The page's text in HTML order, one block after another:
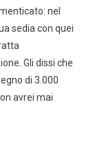
nel
sedia con quei
Gli dissi che
di 3.000
avrei mai